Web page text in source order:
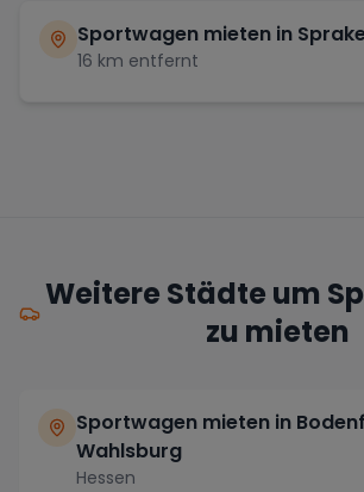
Sportwagen mieten in
16 km entfernt
Weitere Städte um
zu mieten
Sportwagen mieten in
Wahlsburg
Hessen